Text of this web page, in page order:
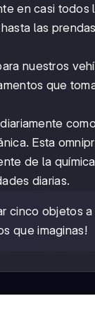
en casi
las
nuestros
que
Esta
de la
diarias.
cinco objetos
que imaginas!